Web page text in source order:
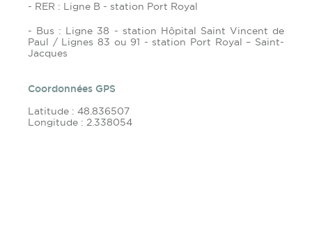
- RER : Ligne B - station Port Royal
- Bus : Ligne 38 - station Hôpital Saint Vincent de
Paul / Lignes 83 ou 91 - station Port Royal – Saint-
Jacques
Coordonnées GPS
Latitude : 48.836507
Longitude : 2.338054